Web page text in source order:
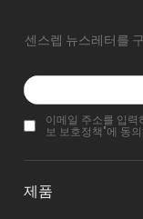
센스렙 뉴스레터를
이메일 주소를 입력
보 보호정책 "에 동
제품